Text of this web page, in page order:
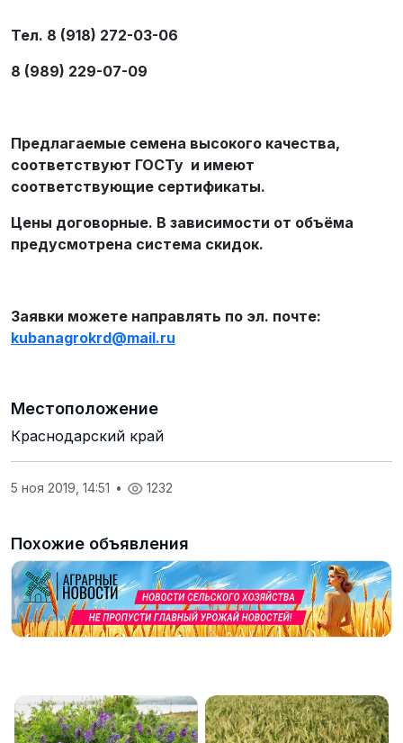
Тел. 8 (918) 272-03-06
8 (989) 229-07-09
Предлагаемые семена высокого качества,
соответствуют ГОСТу и имеют
соответствующие сертификаты.
Цены договорные. В зависимости от объёма
предусмотрена система скидок.
Заявки можете направлять по эл. почте:
kubanagrokrd@mail.ru
Местоположение
Краснодарский край
5 ноя 2019, 14:51 • 1232
Похожие объявления